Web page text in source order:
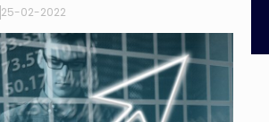
25-02-2022